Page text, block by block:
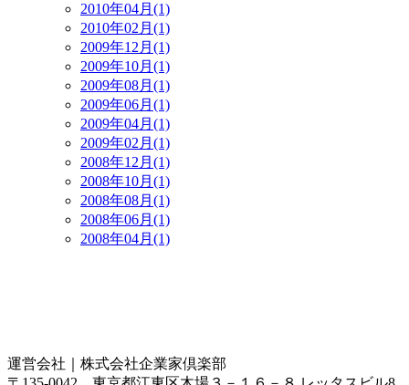
2010年04月(1)
2010年02月(1)
2009年12月(1)
2009年10月(1)
2009年08月(1)
2009年06月(1)
2009年04月(1)
2009年02月(1)
2008年12月(1)
2008年10月(1)
2008年08月(1)
2008年06月(1)
2008年04月(1)
運営会社｜ 株式会社企業家倶楽部